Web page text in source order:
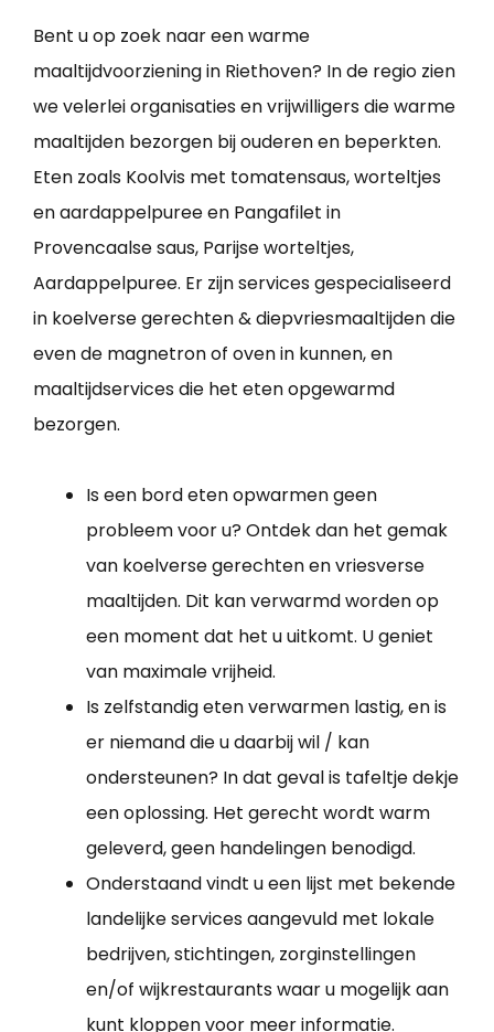
Bent u op zoek naar een warme
maaltijdvoorziening in Riethoven? In de regio zien
we velerlei organisaties en vrijwilligers die warme
maaltijden bezorgen bij ouderen en beperkten.
Eten zoals Koolvis met tomatensaus, worteltjes
en aardappelpuree en Pangafilet in
Provencaalse saus, Parijse worteltjes,
Aardappelpuree. Er zijn services gespecialiseerd
in koelverse gerechten & diepvriesmaaltijden die
even de magnetron of oven in kunnen, en
maaltijdservices die het eten opgewarmd
bezorgen.
Is een bord eten opwarmen geen
probleem voor u? Ontdek dan het gemak
van koelverse gerechten en vriesverse
maaltijden. Dit kan verwarmd worden op
een moment dat het u uitkomt. U geniet
van maximale vrijheid.
Is zelfstandig eten verwarmen lastig, en is
er niemand die u daarbij wil / kan
ondersteunen? In dat geval is tafeltje dekje
een oplossing. Het gerecht wordt warm
geleverd, geen handelingen benodigd.
Onderstaand vindt u een lijst met bekende
landelijke services aangevuld met lokale
bedrijven, stichtingen, zorginstellingen
en/of wijkrestaurants waar u mogelijk aan
kunt kloppen voor meer informatie.